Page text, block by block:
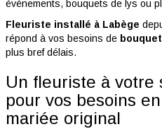
événements, bouquets de lys ou
Fleuriste installé à Labège
répond à vos besoins de
plus bref délais.
Un fleuriste à votre
pour vos besoins
mariée original